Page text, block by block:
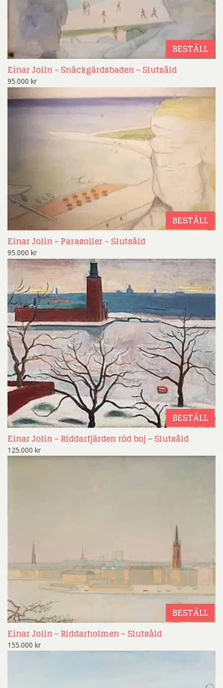
BESTÄLL
Einar Jolin – Snäckgärdsbaden – Slutsåld
95.000 kr
BESTÄLL
Einar Jolin – Parasoller – Slutsåld
95.000 kr
BESTÄLL
Einar Jolin – Riddarfjärden röd boj – Slutsåld
125.000 kr
BESTÄLL
Einar Jolin – Riddarholmen – Slutsåld
155.000 kr